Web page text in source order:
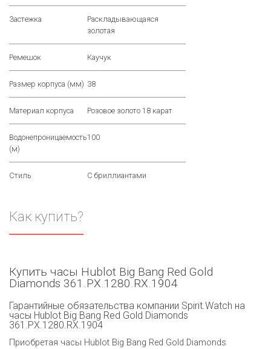
Застежка
Раскладывающаяся
золотая
Ремешок Каучук
Размер корпуса (мм) 38
Материал корпуса Розовое золото 18 карат
Водонепроницаемость
(м)
100
Стиль С бриллиантами
Как купить?
Купить часы Hublot Big Bang Red Gold
Diamonds 361.PX.1280.RX.1904
Гарантийные обязательства компании Spirit.Watch на
часы Hublot Big Bang Red Gold Diamonds
361.PX.1280.RX.1904
Приобретая часы Hublot Big Bang Red Gold Diamonds